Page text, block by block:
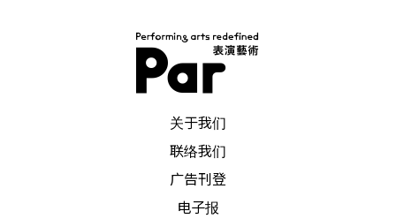
关于我们
联络我们
广告刊登
电子报